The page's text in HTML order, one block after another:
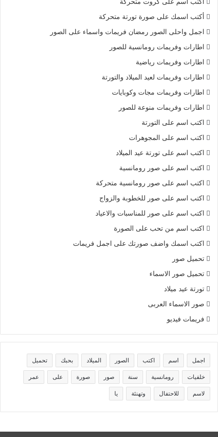
أكتب اسمك على صورة تورتة متحركة
اجمل واحلى الصور رمضان فريمات واسماء على الصور
اطارات وفريمات رومانسية للصور
اطارات وفريمات رياضية
اطارات وفريمات لعيد الميلاد والتورتة
اطارات وفريمات مجات وكوبايات
اطارات وفريمات منوعة للصور
اكتب اسم على التورتة
اكتب اسم على المجوهرات
اكتب اسم على تورتة عيد الميلاد
اكتب اسم على صور رومانسية
اكتب اسم على صور رومانسية متحركة
اكتب اسم على صور للخطوبة والزواج
اكتب اسم على صور للمناسبات والاعياد
اكتب اسم من تحب على الصورة
اكتب اسمك واضف صورتك على اجمل فريمات
تحميل صور
تحميل صور الاسماء
تورتة عيد ميلاد
صور الاسماء العربى
فريمات فيديو
اجمل اسم اكتب الصور الميلاد بحبك تحميل
خلفيات رومانسية سنة صور صورة على عمر
لاسم للاحتفال وتهنئة يا